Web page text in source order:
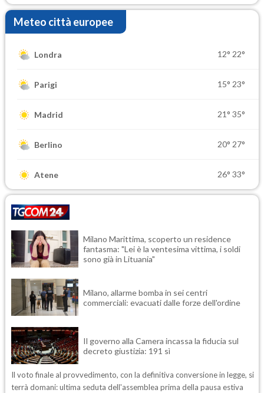
Meteo città europee
Londra 12° 22°
Parigi 15° 23°
Madrid 21° 35°
Berlino 20° 27°
Atene 26° 33°
Milano Marittima, scoperto un residence
fantasma: "Lei è la ventesima vittima, i soldi
sono già in Lituania"
Milano, allarme bomba in sei centri
commerciali: evacuati dalle forze dell'ordine
Il governo alla Camera incassa la fiducia sul
decreto giustizia: 191 sì
Il voto finale al provvedimento, con la definitiva conversione in legge, si
terrà domani: ultima seduta dell'assemblea prima della pausa estiva